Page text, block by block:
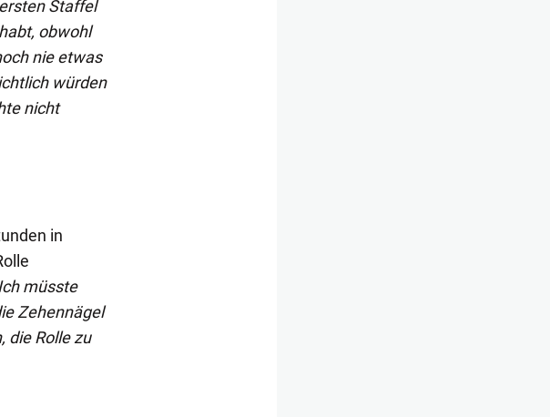
Staffel
obwohl
nie etwas
würden
nicht
in
müsste
Zehennägel
die Rolle zu